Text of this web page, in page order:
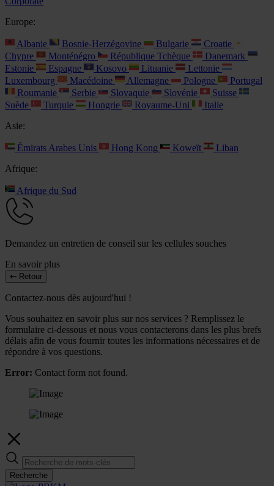
Europe:
Albanie Bosnie-Herzégovine Bulgarie
Croatie
Chypre
Monténégro République Tchèque
Danemark
Estonie
Espagne Kosovo Lituanie
Lettonie
Luxembourg
Macédoine Allemagne Pologne
Portugal
Roumanie
Serbie Slovaquie Slovénie
Suisse
Suède
Turquie Hongrie Royaume-Uni
Italie
Asie:
Émirats Arabes Unis Hong Kong Koweït
Liban
Afrique:
Afrique du Sud
Demandez un entretien de conseil sur les cellules souches
En savoir plus
Retour
Contactez-nous dès aujourd'hui !
Vous souhaitez en savoir plus sur nos services ? Remplissez le
formulaire ci-dessous et nous vous contacterons dans les plus brefs
délais afin de vous fournir toutes les informations nécessaires et de
répondre à vos questions.
Error: Contact form not found.
Recherche